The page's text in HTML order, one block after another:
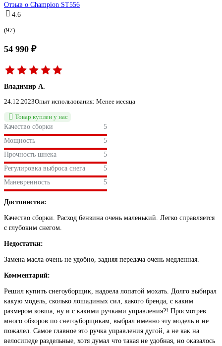
Отзыв о Champion ST556
4.6
(97)
54 990 ₽
Владимир А.
24.12.2023Опыт использования: Менее месяца
Товар куплен у нас
Качество сборки
5
Мощность
5
Прочность шнека
5
Регулировка выброса снега
5
Маневренность
5
Достоинства:
Качество сборки. Расход бензина очень маленький. Легко справляется
с глубоким снегом.
Недостатки:
Замена масла очень не удобно, задняя передача очень медленная.
Комментарий:
Решил купить снегоуборщик, надоела лопатой мохать. Долго выбирал
какую модель, сколько лошадиных сил, какого бренда, с каким
размером ковша, ну и с какими ручками управления?! Просмотрев
много обзоров по снегоуборщикам, выбрал именно эту модель и не
пожалел. Самое главное это ручка управления дугой, а не как на
велосипеде раздельные, хотя думал что такая не удобная, но оказалось